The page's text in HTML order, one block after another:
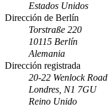
Estados Unidos
Dirección de Berlín
Torstraße 220
10115 Berlín
Alemania
Dirección registrada
20-22 Wenlock Road
Londres, N1 7GU
Reino Unido